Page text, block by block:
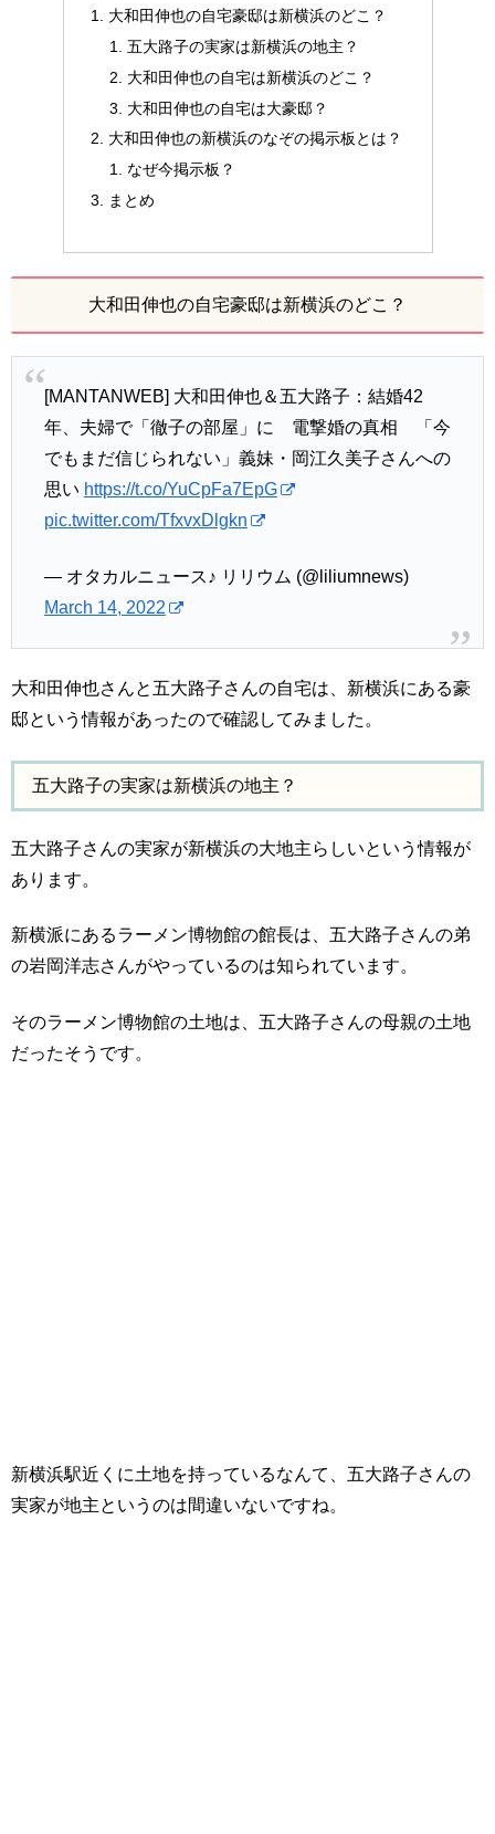
大和田伸也の自宅豪邸は新横浜のどこ？
五大路子の実家は新横浜の地主？
大和田伸也の自宅は新横浜のどこ？
大和田伸也の自宅は大豪邸？
大和田伸也の新横浜のなぞの掲示板とは？
なぜ今掲示板？
まとめ
大和田伸也の自宅豪邸は新横浜のどこ？
[MANTANWEB] 大和田伸也＆五大路子：結婚42
年、夫婦で「徹子の部屋」に 電撃婚の真相 「今
でもまだ信じられない」義妹・岡江久美子さんへの
思い https://t.co/YuCpFa7EpG
pic.twitter.com/TfxvxDlgkn
— オタカルニュース♪ リリウム (@liliumnews)
March 14, 2022
大和田伸也さんと五大路子さんの自宅は、新横浜にある豪
邸という情報があったので確認してみました。
五大路子の実家は新横浜の地主？
五大路子さんの実家が新横浜の大地主らしいという情報が
あります。
新横派にあるラーメン博物館の館長は、五大路子さんの弟
の岩岡洋志さんがやっているのは知られています。
そのラーメン博物館の土地は、五大路子さんの母親の土地
だったそうです。
新横浜駅近くに土地を持っているなんて、五大路子さんの
実家が地主というのは間違いないですね。